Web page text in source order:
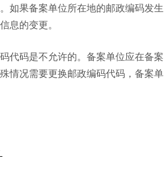
如果备案单位所在地的邮政编码发生
息的变更。
代码是不允许的。备案单位应在备案
情况需要更换邮政编码代码，备案单